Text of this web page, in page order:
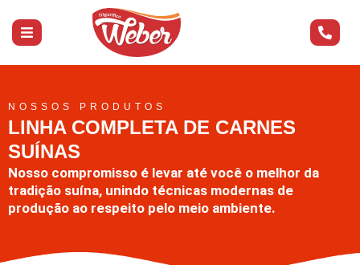
NOSSOS PRODUTOS
LINHA COMPLETA DE CARNES
SUÍNAS
Nosso compromisso é levar até você o melhor da
tradição suína, unindo técnicas modernas de
produção ao respeito pelo meio ambiente.